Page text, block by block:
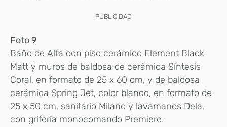
PUBLICIDAD
Foto 9
Baño de Alfa con piso cerámico Element Black
Matt y muros de baldosa de cerámica Síntesis
Coral, en formato de 25 x 60 cm, y de baldosa
cerámica Spring Jet, color blanco, en formato de
25 x 50 cm, sanitario Milano y lavamanos Dela,
con grifería monocomando Premiere.